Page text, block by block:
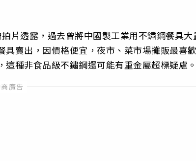
片透露，過去曾將中國製工業用不鏽鋼餐具大
賣出，因價格便宜，夜市、菜市場攤販最喜歡
種非食品級不鏽鋼還可能有重金屬超標疑慮。